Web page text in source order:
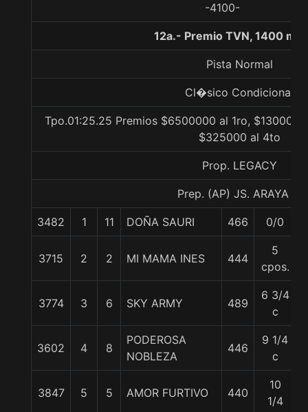
-4100-
12a.- Premio TVN, 1400
Pista Normal
Cl�sico Condicional
Tpo.01:25.25 Premios $6500000 al 1ro,
$325000 al 4to
Prop. LEGACY
Prep. (AP) JS. ARAYA B.
3482 1 11 DOÑA SAURI 466 0/0
3715 2 2 MI MAMA INES 444
5
cpos.
3774 3 6 SKY ARMY 489
6 3/4
c
3602 4 8
PODEROSA
NOBLEZA
446
9 1/4
c
3847 5 5 AMOR FURTIVO 440
10
1/4